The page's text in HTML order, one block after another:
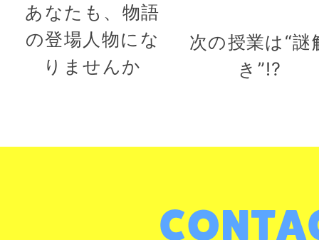
あなたも、物語
の登場人物にな
りませんか
次の授業は“謎
き”!?